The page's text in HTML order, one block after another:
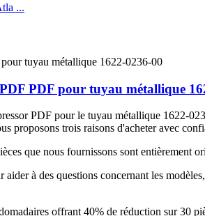
PDF pour tuyau métallique
PDF pour le tuyau métallique 1622-
trois raisons d'acheter avec
que nous fournissons sont entièrement
à des questions concernant les
offrant 40% de réduction sur 30